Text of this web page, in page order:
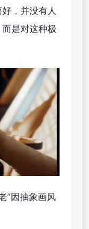
意大获赞
的表现风格